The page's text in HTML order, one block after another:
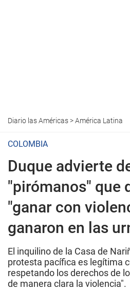
Diario las Américas>América Latina
COLOMBIA
Duque advierte
"pirómanos" que
"ganar con
ganaron en las
El inquilino de la Casa de
protesta pacífica es legítima
respetando los derechos de
de manera clara la violencia".